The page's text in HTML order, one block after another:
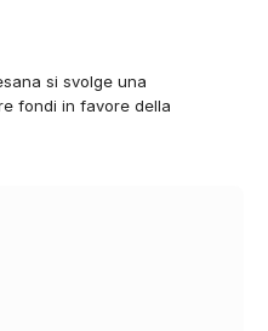
si svolge una
fondi in favore della